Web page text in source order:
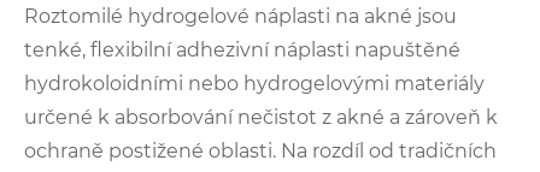
Roztomilé hydrogelové náplasti na akné jsou
tenké, flexibilní adhezivní náplasti napuštěné
hydrokoloidními nebo hydrogelovými materiály
určené k absorbování nečistot z akné a zároveň k
ochraně postižené oblasti. Na rozdíl od tradičních